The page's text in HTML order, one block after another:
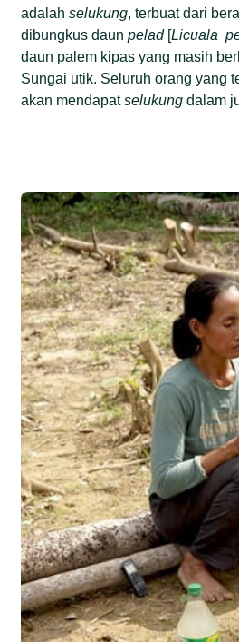
adalahselukung, terbuat dari
dibungkus daunpelad[Licuala
daun palem kipas yang masih
Sungai utik. Seluruh orang yang
akan mendapatselukung dalam